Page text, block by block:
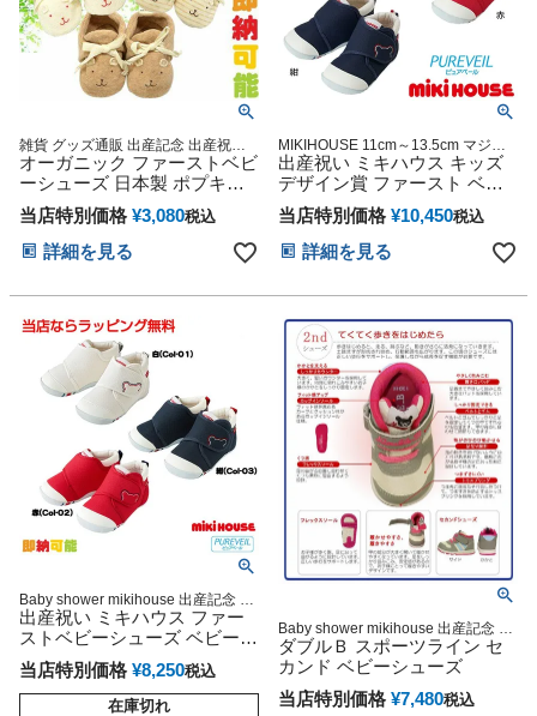
雑貨 グッズ通販 出産記念 出産祝い
小物 出産記念
オーガニック ファーストベビ
ーシューズ 日本製 ポプキン
ズベビー 出産祝い オーガニ
ックコットン くま うさぎ わ
んこ
当店特別価格 ¥3,080税込
詳細を見る
MIKIHOUSE 11cm～13.5cm マジッ
クテープ 入園 通園 保育園 通学
出産祝い ミキハウス キッズ
デザイン賞 ファースト ベビ
ーシューズ 靴 プレゼント 日
本製 可愛い カラフル ベビー
グッズ 思い出 赤ちゃん 子供
出産 フォト ベイビー クリス
フトセット 人気 端午の節句
ひな祭り 男の子 女の子
当店特別価格 ¥10,450税込
詳細を見る
Baby shower mikihouse 出産記念 御
出産祝い 妊娠祝い 男の子にも女の子
にも大人気のミキハウスギフト 人気
ラッピング メッセージカード ラッピ
ング
出産祝い ミキハウス ファー
ストベビーシューズ ベビーグ
ッズ ギフトセット 赤ちゃん
当店特別価格 ¥8,250税込
在庫切れ
Baby shower mikihouse 出産記念 御
出産祝い 妊娠祝い 男の子にも女の子
にも大人気のミキハウスギフト 人気
ラッピング メッセージカード ラッピ
ング
ダブルＢ スポーツライン セ
カンド ベビーシューズ
当店特別価格 ¥7,480税込